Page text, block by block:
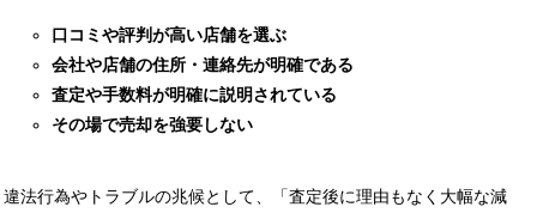
口コミや評判が高い店舗を選ぶ
会社や店舗の住所・連絡先が明確である
査定や手数料が明確に説明されている
その場で売却を強要しない
違法行為やトラブルの兆候として、「査定後に理由もなく大幅な減